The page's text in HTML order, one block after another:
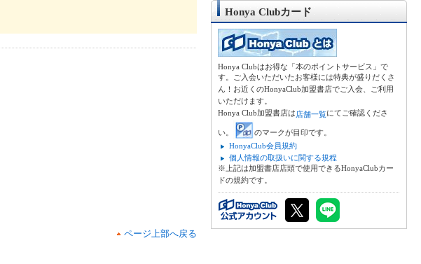
ページ上部へ戻る
Honya Clubカード
Honya Clubはお得な「本のポイントサービス」で
す。ご入会いただいたお客様には特典が盛りだくさ
ん！お近くのHonyaClub加盟書店でご入会、ご利用
いただけます。
Honya Club加盟書店は店舗一覧にてご確認くださ
い。
のマークが目印です。
HonyaClub会員規約
個人情報の取扱いに関する規程
※上記は加盟書店店頭で使用できるHonyaClubカー
ドの規約です。